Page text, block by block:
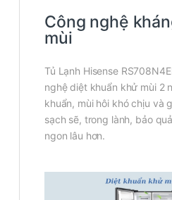
Công nghệ
mùi
Tủ Lạnh Hisense
nghệ diệt khuẩn khử mùi 2
khuẩn, mùi hôi khó chịu và
sạch sẽ, trong lành, bảo
ngon lâu hơn.